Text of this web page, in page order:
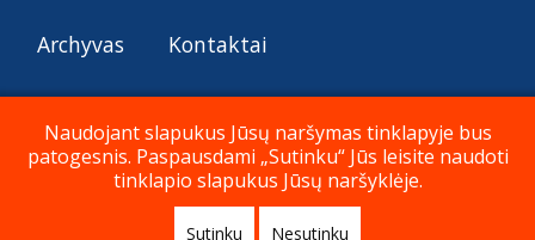
Archyvas Kontaktai
© Katalikų Tradicija 2026
Naudojant slapukus Jūsų naršymas tinklapyje bus
patogesnis. Paspausdami „Sutinku“ Jūs leisite naudoti
tinklapio slapukus Jūsų naršyklėje.
Sutinku Nesutinku